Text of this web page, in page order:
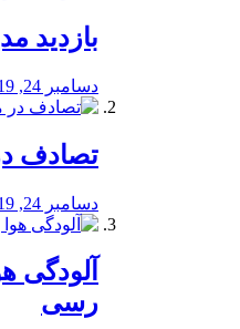
بازدید
دسامبر 24, 2019
تصادف
دسامبر 24, 2019
آلودگی
رسی